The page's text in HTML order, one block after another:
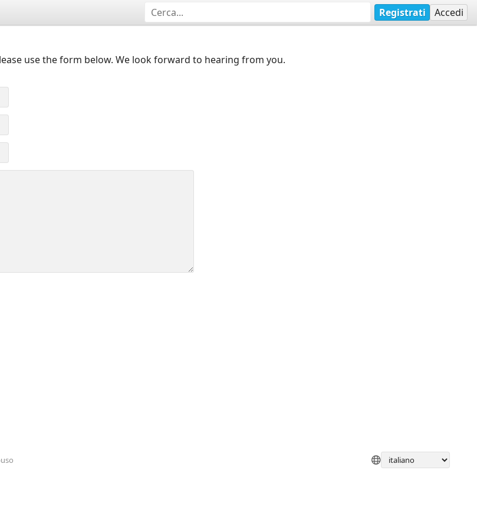
Registrati Accedi
use the form below. We look forward to hearing from you.